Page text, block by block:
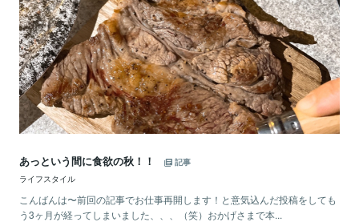
あっという間に食欲の秋！！
記事
ライフスタイル
こんばんは〜前回の記事でお仕事再開します！と意気込んだ投稿をしても
う3ヶ月が経ってしまいました、、、（笑）おかげさまで本...